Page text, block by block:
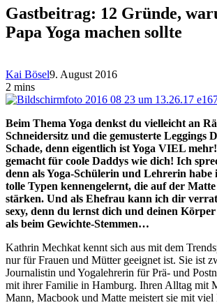
Gastbeitrag: 12 Gründe,
Papa Yoga machen sollte
Kai Bösel9. August 2016
2 mins
Beim Thema Yoga denkst du vielleicht an
Schneidersitz und die gemusterte Leggings
Schade, denn eigentlich ist Yoga VIEL
gemacht für coole Daddys wie dich! Ich
denn als Yoga-Schülerin und Lehrerin habe
tolle Typen kennengelernt, die auf der
stärken. Und als Ehefrau kann ich dir
sexy, denn du lernst dich und deinen Körper
als beim Gewichte-Stemmen…
Kathrin Mechkat kennt sich aus mit dem
nur für Frauen und Mütter geeignet ist. Sie ist
Journalistin und Yogalehrerin für Prä- und
mit ihrer Familie in Hamburg. Ihren Alltag mit
Mann, Macbook und Matte meistert sie mit